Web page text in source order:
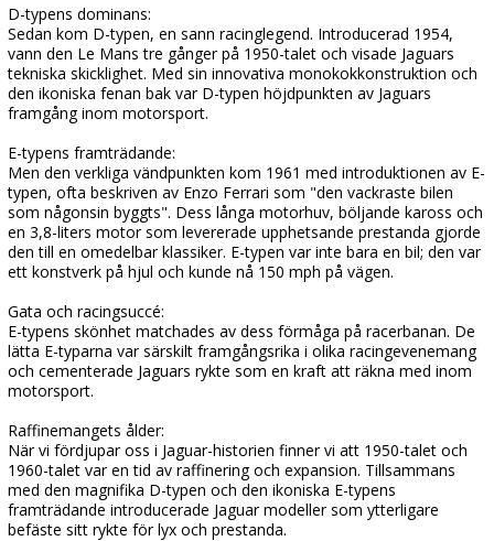
D-typens dominans:
Sedan kom D-typen, en sann racinglegend. Introducerad 1954,
vann den Le Mans tre gånger på 1950-talet och visade Jaguars
tekniska skicklighet. Med sin innovativa monokokkonstruktion och
den ikoniska fenan bak var D-typen höjdpunkten av Jaguars
framgång inom motorsport.
E-typens framträdande:
Men den verkliga vändpunkten kom 1961 med introduktionen av E-
typen, ofta beskriven av Enzo Ferrari som "den vackraste bilen
som någonsin byggts". Dess långa motorhuv, böljande kaross och
en 3,8-liters motor som levererade upphetsande prestanda gjorde
den till en omedelbar klassiker. E-typen var inte bara en bil; den var
ett konstverk på hjul och kunde nå 150 mph på vägen.
Gata och racingsuccé:
E-typens skönhet matchades av dess förmåga på racerbanan. De
lätta E-typarna var särskilt framgångsrika i olika racingevenemang
och cementerade Jaguars rykte som en kraft att räkna med inom
motorsport.
Raffinemangets ålder:
När vi fördjupar oss i Jaguar-historien finner vi att 1950-talet och
1960-talet var en tid av raffinering och expansion. Tillsammans
med den magnifika D-typen och den ikoniska E-typens
framträdande introducerade Jaguar modeller som ytterligare
befäste sitt rykte för lyx och prestanda.